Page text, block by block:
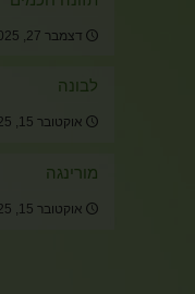
דצמבר 27, 2025
לבונה
אוקטובר 15, 2025
מורינגה
אוקטובר 15, 2025